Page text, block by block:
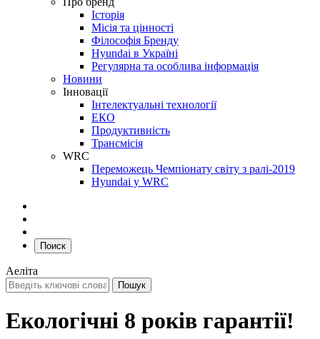
Історія
Місія та цінності
Філософія Бренду
Hyundai в Україні
Регулярна та особлива інформація
Новини
Інновації
Інтелектуальні технології
ЕКО
Продуктивність
Трансмісія
WRC
Переможець Чемпіонату світу з ралі-2019
Hyundai у WRC
Поиск
Аеліта
Екологічні 8 років гарантії!